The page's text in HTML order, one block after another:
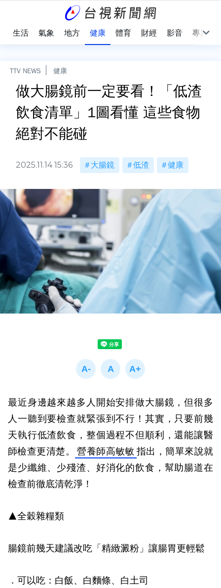
生活 氣象 地方 健康 體育 財經 影音 專題
TTV NEWS 健康
做大腸鏡前一定要看！「低渣
飲食清單」1圖看懂 這些食物
絕對不能碰
2025.11.14 15:36 大腸鏡 低渣 健康
最近身邊越來越多人開始安排做大腸鏡，但很多
人一聽到要檢查就緊張到不行！其實，只要前幾
天執行低渣飲食，整個過程不但順利，還能讓醫
師檢查更清楚。
營養師高敏敏 指出，簡單來說就
是少纖維、少殘渣、好消化的飲食，幫助腸道在
檢查前徹底清乾淨！
▲全穀雜糧類
腸鏡前幾天建議改吃「精緻澱粉」讓腸胃更輕鬆
． 可以吃： 白飯、白麵條、白土司